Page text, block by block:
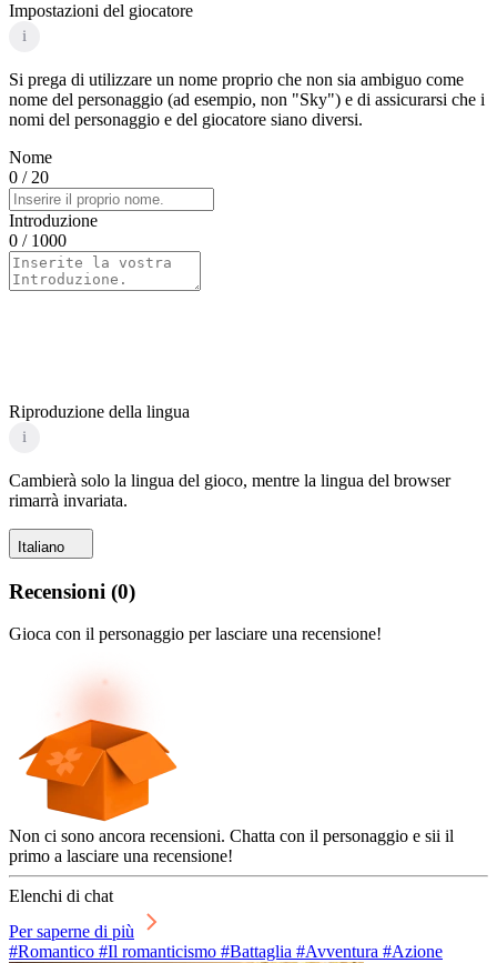
Impostazioni del giocatore
i
Si prega di utilizzare un nome proprio che non sia ambiguo come
nome del personaggio (ad esempio, non "Sky") e di assicurarsi che i
nomi del personaggio e del giocatore siano diversi.
Nome
0 / 20
Introduzione
0 / 1000
Riproduzione della lingua
i
Cambierà solo la lingua del gioco, mentre la lingua del browser
rimarrà invariata.
Italiano
Recensioni (0)
Gioca con il personaggio per lasciare una recensione!
Non ci sono ancora recensioni. Chatta con il personaggio e sii il
primo a lasciare una recensione!
Elenchi di chat
Per saperne di più
#Romantico #Il romanticismo #Battaglia #Avventura #Azione